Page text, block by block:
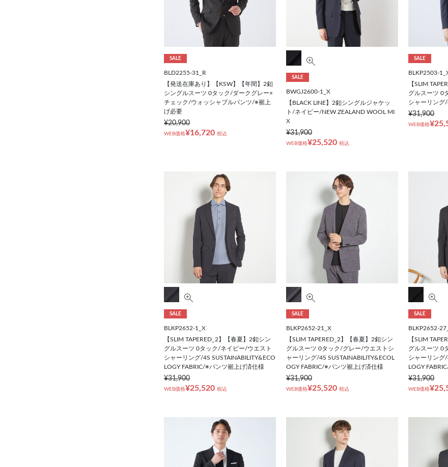
SALE
BLD2255-31_R
【発送在庫あり】【KSW】【年間】2釦
シングルスーツ 0タック/ダークグレー×
チェック/ウォッシャブルパンツ/※裾上
げ必要
¥20,900
WEB価格¥16,720 税込
SALE
BWGJ2600-1_X
【BLACK LINE】2釦シングルジャケッ
ト/ネイビー/NEW ZEALAND WOOL MI
X
¥31,900
WEB価格¥25,520 税込
SALE
BLKP2503-
【SLIM
グルスーツ 0
シャーリング
¥31,900
WEB価格
SALE
BLKP2652-1_X
【SLIM TAPERED_2】【春夏】2釦シン
グルスーツ 0タック/ネイビー/ウエスト
シャーリング/4S SUSTAINABILITY&ECO
LOGY FABRIC/※パンツ裾上げ済仕様
¥31,900
WEB価格¥25,520 税込
SALE
BLKP2652-21_X
【SLIM TAPERED_2】【春夏】2釦シン
グルスーツ 0タック/グレー/ウエストシ
ャーリング/4S SUSTAINABILITY&ECOL
OGY FABRIC/※パンツ裾上げ済仕様
¥31,900
WEB価格¥25,520 税込
SALE
BLKP2652-
【SLIM
グルスーツ 0
シャーリング/
LOGY
¥31,900
WEB価格